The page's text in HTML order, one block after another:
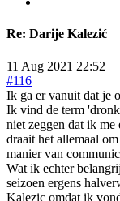
Re: Darije Kalezić
11 Aug 2021 22:52
#116
Ik ga er vanuit dat je
Ik vind de term
niet zeggen dat ik
draait het allemaal
manier van
Wat ik echter
seizoen ergens
Kalezic omdat ik